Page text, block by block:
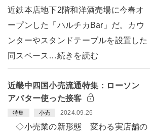
近鉄本店地下2階和洋酒売場に今春オ
ープンした「ハルチカBar」だ。カウ
ンターやスタンドテーブルを設置した
同スペース…続きを読む
近畿中四国小売流通特集：ローソン
アバター使った接客
特集 小売 2024.09.26
◇小売業の新形態 変わる実店舗の